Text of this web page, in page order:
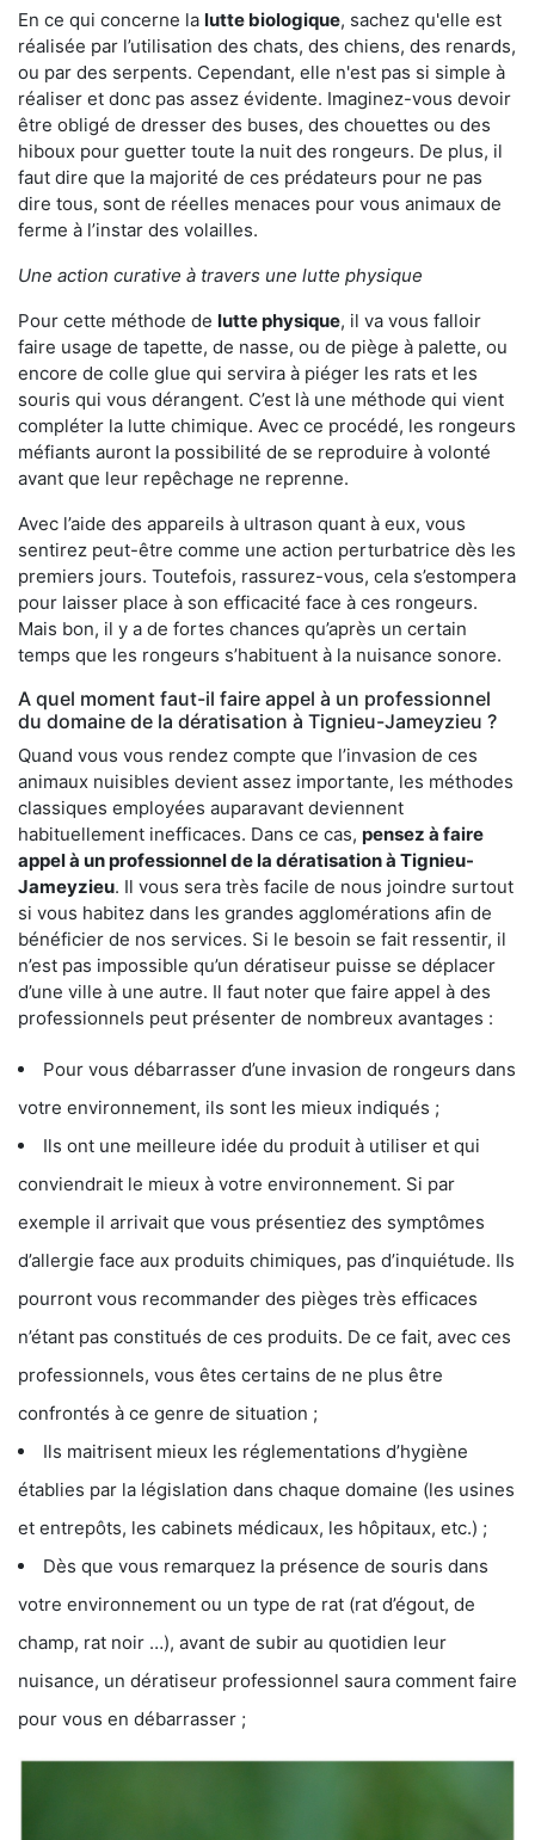
En ce qui concerne la lutte biologique, sachez qu'elle est
réalisée par l’utilisation des chats, des chiens, des renards,
ou par des serpents. Cependant, elle n'est pas si simple à
réaliser et donc pas assez évidente. Imaginez-vous devoir
être obligé de dresser des buses, des chouettes ou des
hiboux pour guetter toute la nuit des rongeurs. De plus, il
faut dire que la majorité de ces prédateurs pour ne pas
dire tous, sont de réelles menaces pour vous animaux de
ferme à l’instar des volailles.
Une action curative à travers une lutte physique
Pour cette méthode de lutte physique, il va vous falloir
faire usage de tapette, de nasse, ou de piège à palette, ou
encore de colle glue qui servira à piéger les rats et les
souris qui vous dérangent. C’est là une méthode qui vient
compléter la lutte chimique. Avec ce procédé, les rongeurs
méfiants auront la possibilité de se reproduire à volonté
avant que leur repêchage ne reprenne.
Avec l’aide des appareils à ultrason quant à eux, vous
sentirez peut-être comme une action perturbatrice dès les
premiers jours. Toutefois, rassurez-vous, cela s’estompera
pour laisser place à son efficacité face à ces rongeurs.
Mais bon, il y a de fortes chances qu’après un certain
temps que les rongeurs s’habituent à la nuisance sonore.
A quel moment faut-il faire appel à un professionnel
du domaine de la dératisation à Tignieu-Jameyzieu ?
Quand vous vous rendez compte que l’invasion de ces
animaux nuisibles devient assez importante, les méthodes
classiques employées auparavant deviennent
habituellement inefficaces. Dans ce cas, pensez à faire
appel à un professionnel de la dératisation à Tignieu-
Jameyzieu. Il vous sera très facile de nous joindre surtout
si vous habitez dans les grandes agglomérations afin de
bénéficier de nos services. Si le besoin se fait ressentir, il
n’est pas impossible qu’un dératiseur puisse se déplacer
d’une ville à une autre. Il faut noter que faire appel à des
professionnels peut présenter de nombreux avantages :
Pour vous débarrasser d’une invasion de rongeurs dans
votre environnement, ils sont les mieux indiqués ;
Ils ont une meilleure idée du produit à utiliser et qui
conviendrait le mieux à votre environnement. Si par
exemple il arrivait que vous présentiez des symptômes
d’allergie face aux produits chimiques, pas d’inquiétude. Ils
pourront vous recommander des pièges très efficaces
n’étant pas constitués de ces produits. De ce fait, avec ces
professionnels, vous êtes certains de ne plus être
confrontés à ce genre de situation ;
Ils maitrisent mieux les réglementations d’hygiène
établies par la législation dans chaque domaine (les usines
et entrepôts, les cabinets médicaux, les hôpitaux, etc.) ;
Dès que vous remarquez la présence de souris dans
votre environnement ou un type de rat (rat d’égout, de
champ, rat noir …), avant de subir au quotidien leur
nuisance, un dératiseur professionnel saura comment faire
pour vous en débarrasser ;